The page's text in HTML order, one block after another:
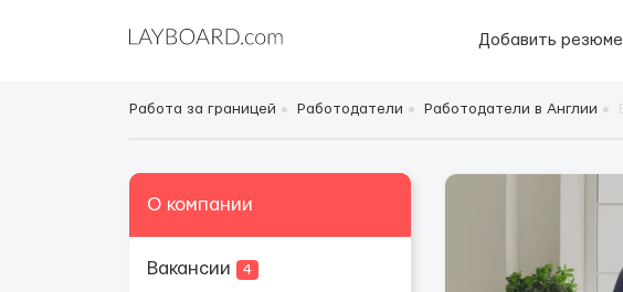
Добавить резюме
Работа за границей Работодатели Работодатели в Англии
О компании
Вакансии 4